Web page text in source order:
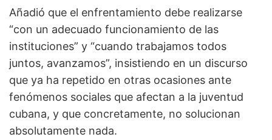
Añadió que el enfrentamiento debe realizarse
“con un adecuado funcionamiento de las
instituciones” y “cuando trabajamos todos
juntos, avanzamos”, insistiendo en un discurso
que ya ha repetido en otras ocasiones ante
fenómenos sociales que afectan a la juventud
cubana, y que concretamente, no solucionan
absolutamente nada.